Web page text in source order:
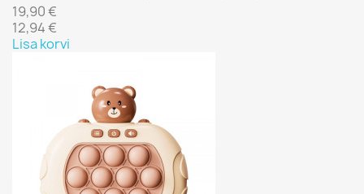
19,90 €
12,94 €
Lisa korvi